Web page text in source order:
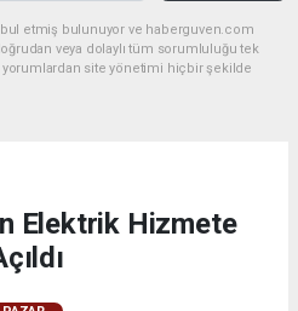
etmiş bulunuyor ve haberguven.com
veya dolaylı tüm sorumluluğu tek
yorumlardan site yönetimi hiçbir şekilde
Elektrik Hizmete